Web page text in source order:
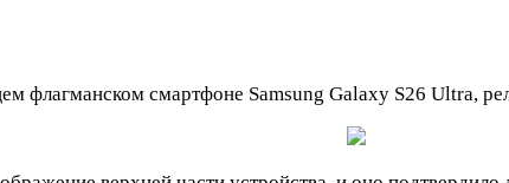
флагманском смартфоне Samsung Galaxy S26 Ultra,